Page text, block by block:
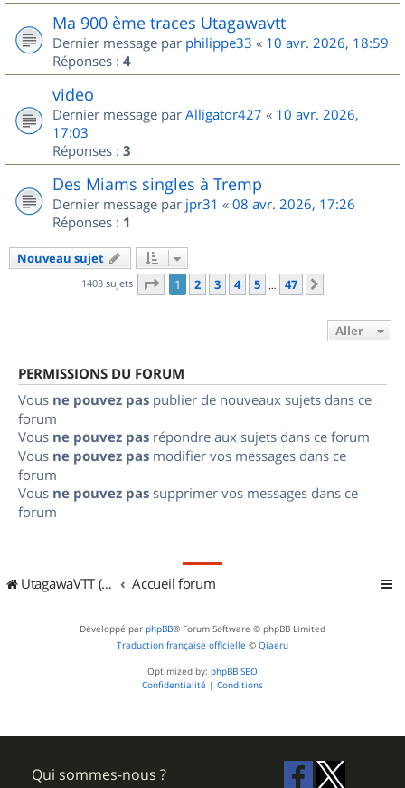
Ma 900 ème traces Utagawavtt
Dernier message par philippe33 « 10 avr. 2026, 18:59
Réponses : 4
video
Dernier message par Alligator427 « 10 avr. 2026,
17:03
Réponses : 3
Des Miams singles à Tremp
Dernier message par jpr31 « 08 avr. 2026, 17:26
Réponses : 1
Nouveau sujet
1403 sujets Page 1sur
1 2 3 4 5 … 47
Aller
PERMISSIONS DU FORUM
Vous ne pouvez pas publier de nouveaux sujets dans ce
forum
Vous ne pouvez pas répondre aux sujets dans ce forum
Vous ne pouvez pas modifier vos messages dans ce
forum
Vous ne pouvez pas supprimer vos messages dans ce
forum
UtagawaVTT (Randos VTT et VTTAE avec traces GPS) Accueil forum
Développé par phpBB® Forum Software © phpBB Limited
Traduction française officielle © Qiaeru
Optimized by: phpBB SEO
Confidentialité | Conditions
Qui sommes-nous ?